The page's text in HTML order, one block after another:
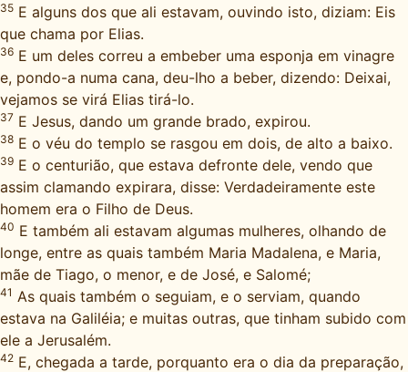
35 E alguns dos que ali estavam, ouvindo isto, diziam: Eis
que chama por Elias.
36 E um deles correu a embeber uma esponja em vinagre
e, pondo-a numa cana, deu-lho a beber, dizendo: Deixai,
vejamos se virá Elias tirá-lo.
37 E Jesus, dando um grande brado, expirou.
38 E o véu do templo se rasgou em dois, de alto a baixo.
39 E o centurião, que estava defronte dele, vendo que
assim clamando expirara, disse: Verdadeiramente este
homem era o Filho de Deus.
40 E também ali estavam algumas mulheres, olhando de
longe, entre as quais também Maria Madalena, e Maria,
mãe de Tiago, o menor, e de José, e Salomé;
41 As quais também o seguiam, e o serviam, quando
estava na Galiléia; e muitas outras, que tinham subido com
ele a Jerusalém.
42 E, chegada a tarde, porquanto era o dia da preparação,